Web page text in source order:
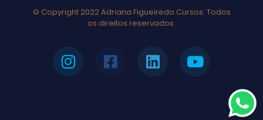
© Copyright 2022 Adriana Figueiredo Cursos. Todos
os direitos reservados.